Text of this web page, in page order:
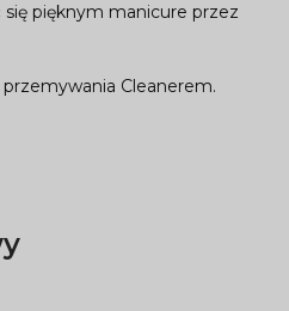
pięknym manicure przez
Cleanerem.